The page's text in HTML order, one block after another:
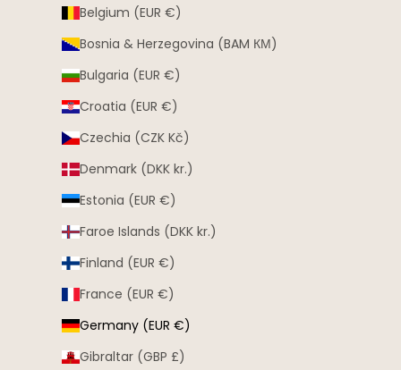
Belgium (EUR €)
Bosnia & Herzegovina (BAM КМ)
Bulgaria (EUR €)
Croatia (EUR €)
Czechia (CZK Kč)
Denmark (DKK kr.)
Estonia (EUR €)
Faroe Islands (DKK kr.)
Finland (EUR €)
France (EUR €)
Germany (EUR €)
Gibraltar (GBP £)